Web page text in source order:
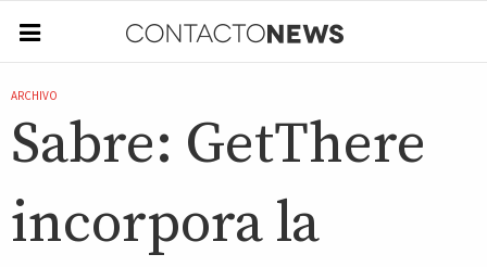
ARCHIVO
Sabre: GetThere
incorpora la